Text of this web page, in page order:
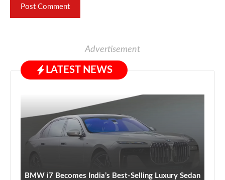
Advertisement
LATEST NEWS
BMW i7 Becomes India’s Best-Selling Luxury Sedan